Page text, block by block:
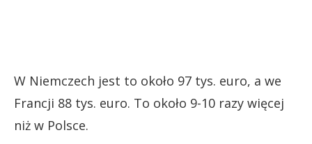
W Niemczech jest to około 97 tys. euro, a we
Francji 88 tys. euro. To około 9-10 razy więcej
niż w Polsce.